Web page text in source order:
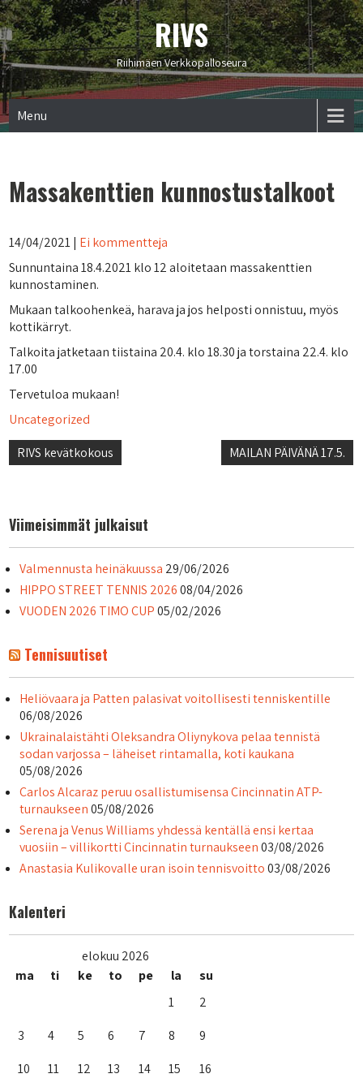
RIVS
Riihimäen Verkkopalloseura
Menu
Massakenttien kunnostustalkoot
14/04/2021| Ei kommentteja
Sunnuntaina 18.4.2021 klo 12 aloitetaan massakenttien
kunnostaminen.
Mukaan talkoohenkeä, harava ja jos helposti onnistuu, myös
kottikärryt.
Talkoita jatketaan tiistaina 20.4. klo 18.30 ja torstaina 22.4. klo
17.00
Tervetuloa mukaan!
Uncategorized
Artikkelien
RIVS kevätkokous MAILAN PÄIVÄNÄ 17.5.
Viimeisimmät julkaisut
Valmennusta heinäkuussa 29/06/2026
HIPPO STREET TENNIS 2026 08/04/2026
VUODEN 2026 TIMO CUP 05/02/2026
Tennisuutiset
Heliövaara ja Patten palasivat voitollisesti tenniskentille
06/08/2026
Ukrainalaistähti Oleksandra Oliynykova pelaa tennistä
sodan varjossa – läheiset rintamalla, koti kaukana
05/08/2026
Carlos Alcaraz peruu osallistumisensa Cincinnatin ATP-
turnaukseen 05/08/2026
Serena ja Venus Williams yhdessä kentällä ensi kertaa
vuosiin – villikortti Cincinnatin turnaukseen 03/08/2026
Anastasia Kulikovalle uran isoin tennisvoitto 03/08/2026
Kalenteri
elokuu 2026
ma
ti ke to pe la
su
1
2
3
4 5 6 7 8
9
10
11 12 13 14 15 16